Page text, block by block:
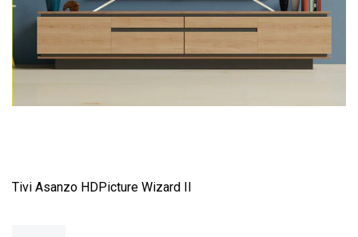
Tivi Asanzo HDPicture Wizard II